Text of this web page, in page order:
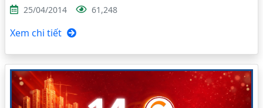
25/04/2014 61,248
Xem chi tiết